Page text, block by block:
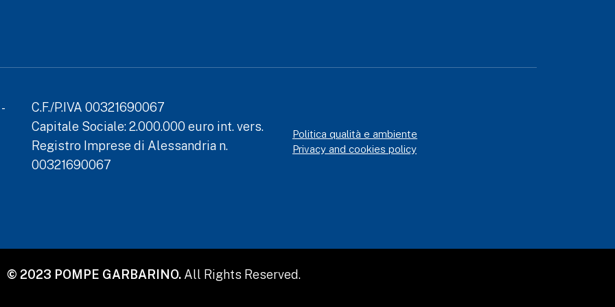
C.F./P.IVA 00321690067
Capitale Sociale: 2.000.000 euro int. vers.
Registro Imprese di Alessandria n.
00321690067
Politica qualità e ambiente
Privacy and cookies policy
© 2023 POMPE GARBARINO. All Rights Reserved.